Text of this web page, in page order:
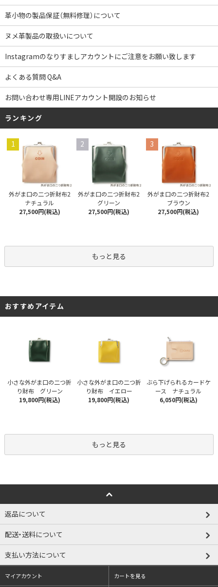
革小物の製品保証（無料修理）について
ヌメ革製品の取扱いについて
Instagramのなりすましアカウントにご注意をお願い致します
よくある質問 Q&A
お問い合わせ専用LINEアカウント開設のお知らせ
ランキング
1
外がま口の二つ折財布2
ナチュラル
27,500円(税込)
2
外がま口の二つ折財布2
グリーン
27,500円(税込)
3
外がま口の二つ折財布2
ブラウン
27,500円(税込)
もっと見る
おすすめアイテム
小さな外がま口の二つ折
り財布 グリーン
19,800円(税込)
小さな外がま口の二つ折
り財布 イエロー
19,800円(税込)
ぶら下げられるカードケ
ース ナチュラル
6,050円(税込)
もっと見る
返品について
配送・送料について
支払い方法について
マイアカウント カートを見る